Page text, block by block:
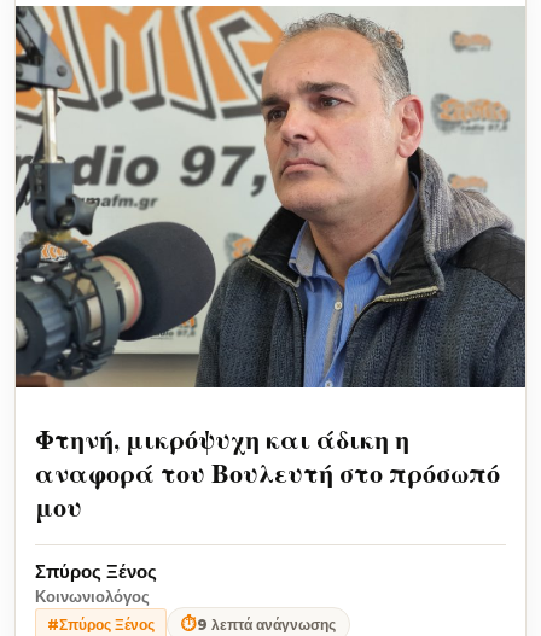
Φτηνή, μικρόψυχη και άδικη η
αναφορά του Βουλευτή στο πρόσωπό
μου
Σπύρος Ξένος
Κοινωνιολόγος
#Σπύρος Ξένος ⏱9 λεπτά ανάγνωσης